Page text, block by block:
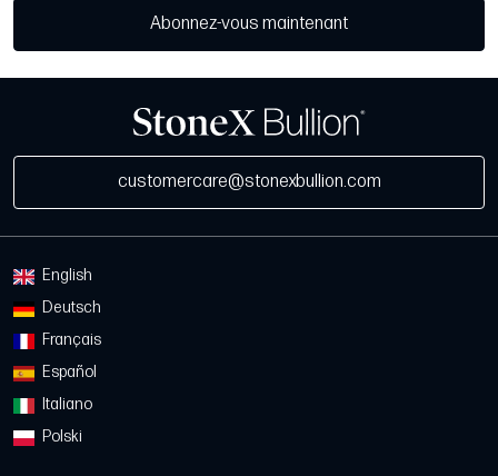
Abonnez-vous maintenant
customercare@stonexbullion.com
English
Deutsch
Français
Español
Italiano
Polski